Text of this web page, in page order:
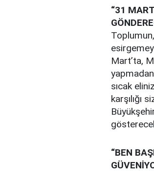
“31
Mart’ta,
sıcak
karşılığı
“BEN